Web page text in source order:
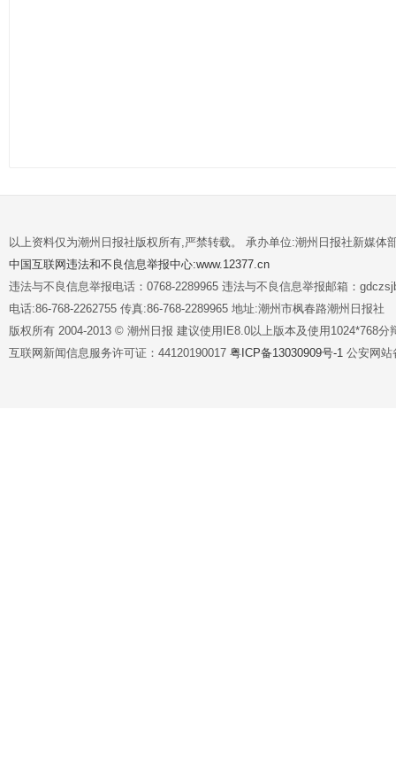
以上资料仅为潮州日报社版权所有,严禁转载。 承办单位:潮州日报社新媒体
中国互联网违法和不良信息举报中心:www.12377.cn
违法与不良信息举报电话：0768-2289965 违法与不良信息举报邮箱：
电话:86-768-2262755 传真:86-768-2289965 地址:潮州市枫春路潮州日报社
版权所有 2004-2013 © 潮州日报 建议使用IE8.0以上版本及使用1024*768分
互联网新闻信息服务许可证：44120190017 粤ICP备13030909号-1 公安网站